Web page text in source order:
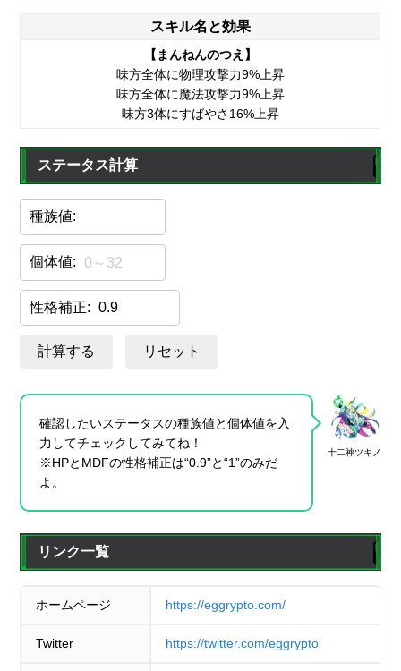
スキル名と効果
【まんねんのつえ】
味方全体に物理攻撃力9%上昇
味方全体に魔法攻撃力9%上昇
味方3体にすばやさ16%上昇
ステータス計算
種族値:
個体値:
性格補正:
計算する リセット
十二神ツキノ
確認したいステータスの種族値と個体値を入
力してチェックしてみてね！
※HPとMDFの性格補正は“0.9”と“1”のみだ
よ。
リンク一覧
ホームページ https://eggrypto.com/
Twitter https://twitter.com/eggrypto